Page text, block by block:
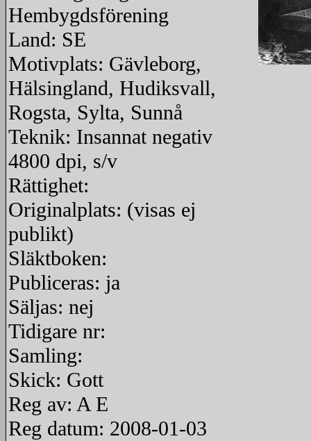
Hembygdsförening
Land: SE
Motivplats: Gävleborg,
Hälsingland, Hudiksvall,
Rogsta, Sylta, Sunnå
Teknik: Insannat negativ
4800 dpi, s/v
Rättighet:
Originalplats: (visas ej
publikt)
Släktboken:
Publiceras: ja
Säljas: nej
Tidigare nr:
Samling:
Skick: Gott
Reg av: A E
Reg datum: 2008-01-03